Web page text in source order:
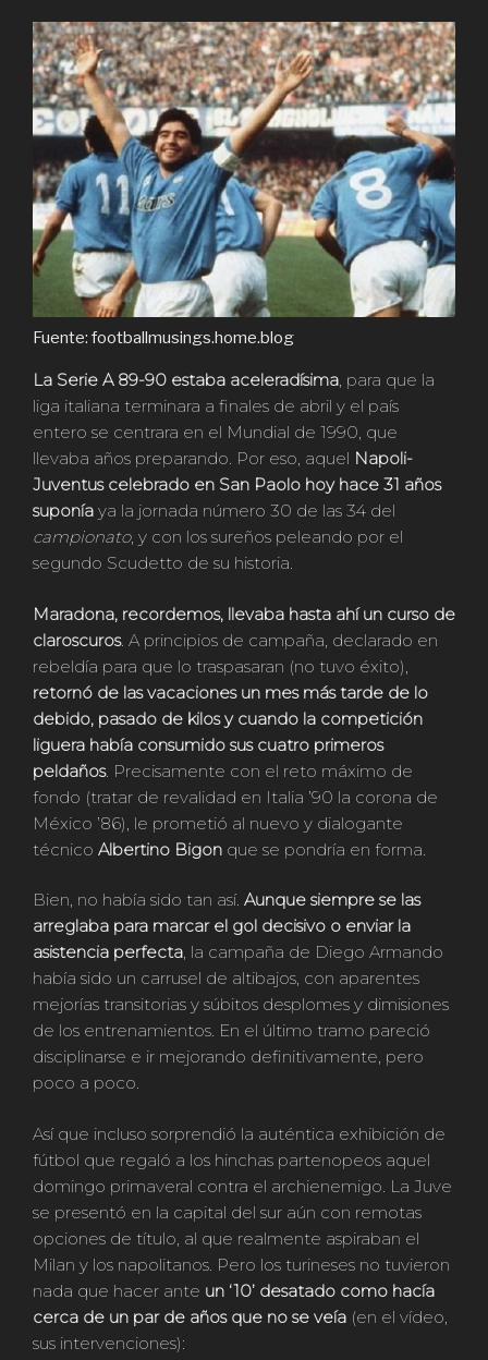
Fuente: footballmusings.home.blog
La Serie A 89-90 estaba aceleradísima, para que la
liga italiana terminara a finales de abril y el país
entero se centrara en el Mundial de 1990, que
llevaba años preparando. Por eso, aquel Napoli-
Juventus celebrado en San Paolo hoy hace 31 años
suponía ya la jornada número 30 de las 34 del
campionato, y con los sureños peleando por el
segundo Scudetto de su historia.
Maradona, recordemos, llevaba hasta ahí un curso de
claroscuros. A principios de campaña, declarado en
rebeldía para que lo traspasaran (no tuvo éxito),
retornó de las vacaciones un mes más tarde de lo
debido, pasado de kilos y cuando la competición
liguera había consumido sus cuatro primeros
peldaños. Precisamente con el reto máximo de
fondo (tratar de revalidad en Italia ’90 la corona de
México ’86), le prometió al nuevo y dialogante
técnico Albertino Bigon que se pondría en forma.
Bien, no había sido tan así. Aunque siempre se las
arreglaba para marcar el gol decisivo o enviar la
asistencia perfecta, la campaña de Diego Armando
había sido un carrusel de altibajos, con aparentes
mejorías transitorias y súbitos desplomes y dimisiones
de los entrenamientos. En el último tramo pareció
disciplinarse e ir mejorando definitivamente, pero
poco a poco.
Así que incluso sorprendió la auténtica exhibición de
fútbol que regaló a los hinchas partenopeos aquel
domingo primaveral contra el archienemigo. La Juve
se presentó en la capital del sur aún con remotas
opciones de título, al que realmente aspiraban el
Milan y los napolitanos. Pero los turineses no tuvieron
nada que hacer ante un ‘10’ desatado como hacía
cerca de un par de años que no se veía (en el vídeo,
sus intervenciones):